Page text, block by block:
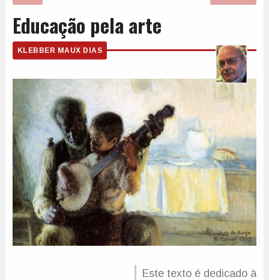
Educação pela arte
KLEBBER MAUX DIAS
Este texto é dedicado à